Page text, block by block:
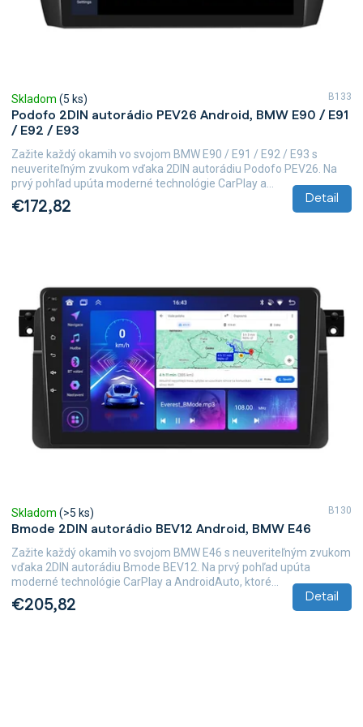
Podofo 2DIN autorádio PEV26 Android, BMW E90 / E91
/ E92 / E93
Skladom (5 ks)
€172,82 Detail
Zažite každý okamih vo svojom BMW E90 / E91 / E92 / E93 s
neuveriteľným zvukom vďaka 2DIN autorádiu Podofo PEV26. Na
prvý pohľad upúta moderné technológie CarPlay a...
B133
Bmode 2DIN autorádio BEV12 Android, BMW E46
Skladom (>5 ks)
€205,82 Detail
Zažite každý okamih vo svojom BMW E46 s neuveriteľným zvukom
vďaka 2DIN autorádiu Bmode BEV12. Na prvý pohľad upúta
moderné technológie CarPlay a AndroidAuto, ktoré...
B130